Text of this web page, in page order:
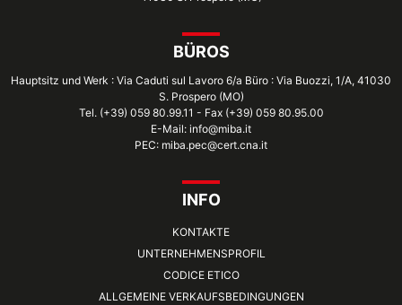
BÜROS
Hauptsitz und Werk : Via Caduti sul Lavoro 6/a Büro : Via Buozzi, 1/A, 41030
S. Prospero (MO)
Tel. (+39) 059 80.99.11 - Fax (+39) 059 80.95.00
E-Mail: info@miba.it
PEC: miba.pec@cert.cna.it
INFO
KONTAKTE
UNTERNEHMENSPROFIL
CODICE ETICO
ALLGEMEINE VERKAUFSBEDINGUNGEN